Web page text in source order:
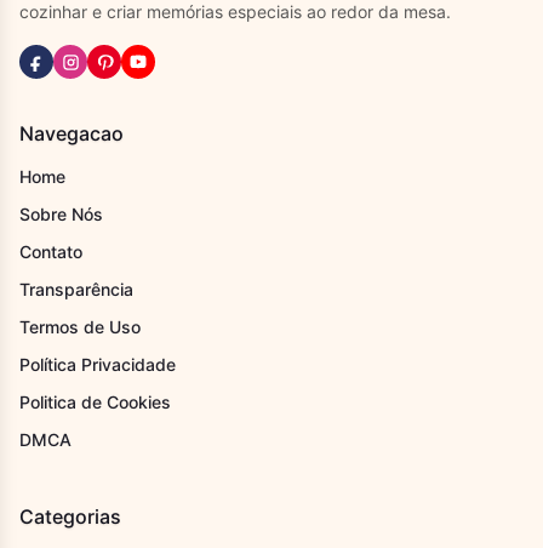
cozinhar e criar memórias especiais ao redor da mesa.
Navegacao
Home
Sobre Nós
Contato
Transparência
Termos de Uso
Política Privacidade
Politica de Cookies
DMCA
Categorias